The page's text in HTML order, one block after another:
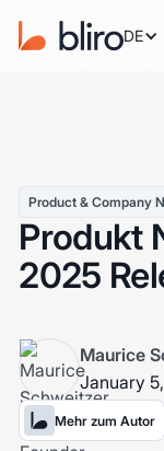
DE
Product & Company
Produkt
2025
Maurice
January
Mehr zum Autor